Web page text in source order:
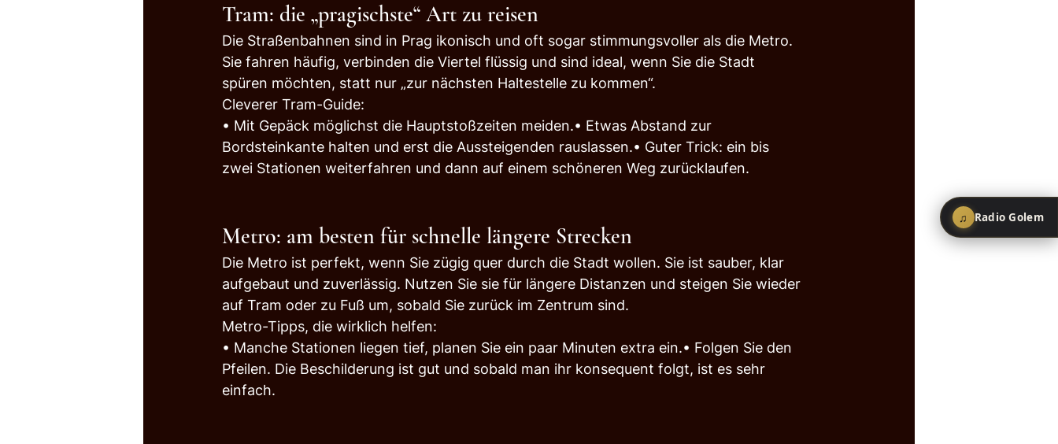
Tram: die „pragischste“ Art zu reisen
Die Straßenbahnen sind in Prag ikonisch und oft sogar stimmungsvoller als die Metro.
Sie fahren häufig, verbinden die Viertel flüssig und sind ideal, wenn Sie die Stadt
spüren möchten, statt nur „zur nächsten Haltestelle zu kommen“.
Cleverer Tram-Guide:
• Mit Gepäck möglichst die Hauptstoßzeiten meiden.• Etwas Abstand zur
Bordsteinkante halten und erst die Aussteigenden rauslassen.• Guter Trick: ein bis
zwei Stationen weiterfahren und dann auf einem schöneren Weg zurücklaufen.
Metro: am besten für schnelle längere Strecken
Die Metro ist perfekt, wenn Sie zügig quer durch die Stadt wollen. Sie ist sauber, klar
aufgebaut und zuverlässig. Nutzen Sie sie für längere Distanzen und steigen Sie wieder
auf Tram oder zu Fuß um, sobald Sie zurück im Zentrum sind.
Metro-Tipps, die wirklich helfen:
• Manche Stationen liegen tief, planen Sie ein paar Minuten extra ein.• Folgen Sie den
Pfeilen. Die Beschilderung ist gut und sobald man ihr konsequent folgt, ist es sehr
einfach.
♫ Radio Golem